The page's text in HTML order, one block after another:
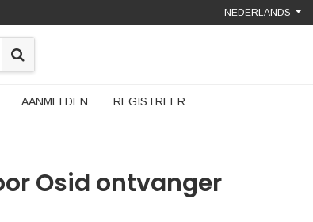
NEDERLANDS
AANMELDEN REGISTREER
Osid ontvanger